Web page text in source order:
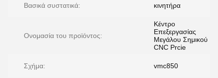
Βασικά συστατικά: κινητήρα
Ονομασία του προϊόντος:
Κέντρο
Επεξεργασίας
Μεγάλου Σημικού
CNC Prcie
Σχήμα: vmc850